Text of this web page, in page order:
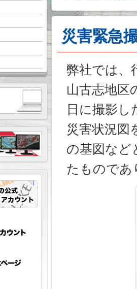
災害緊急
弊社では、
山古志地区
日に撮影し
災害状況図
の基図など
たものであ